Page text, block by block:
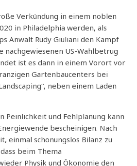
Verkündung in einem noblen
in Philadelphia werden, als
Anwalt Rudy Giuliani den Kampf
nachgewiesenen US-Wahlbetrug
ist es dann in einem Vorort vor
Gartenbaucenters bei
neben einem Laden
Peinlichkeit und Fehlplanung kann
bescheinigen. Nach
einmal schonungslos Bilanz zu
beim Thema
Physik und Ökonomie den